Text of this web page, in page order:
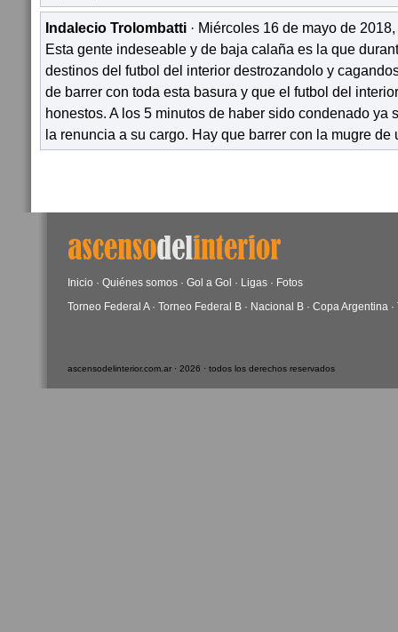
Indalecio Trolombatti · Miércoles 16 de mayo de
Esta gente indeseable y de baja calaña es la que
destinos del futbol del interior destrozandolo y
de barrer con toda esta basura y que el futbol del
honestos. A los 5 minutos de haber sido condenado ya
la renuncia a su cargo. Hay que barrer con la mugre de
Inicio · Quiénes somos · Gol a Gol · Ligas · Fotos
Torneo Federal A· Torneo Federal B · Nacional B · Copa Argentina ·
ascensodelinterior.com.ar · 2026 · todos los derechos reservados